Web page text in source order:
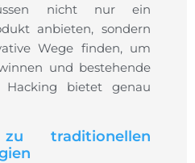
nicht nur ein
anbieten, sondern
Wege finden, um
und bestehende
bietet genau
zu traditionellen